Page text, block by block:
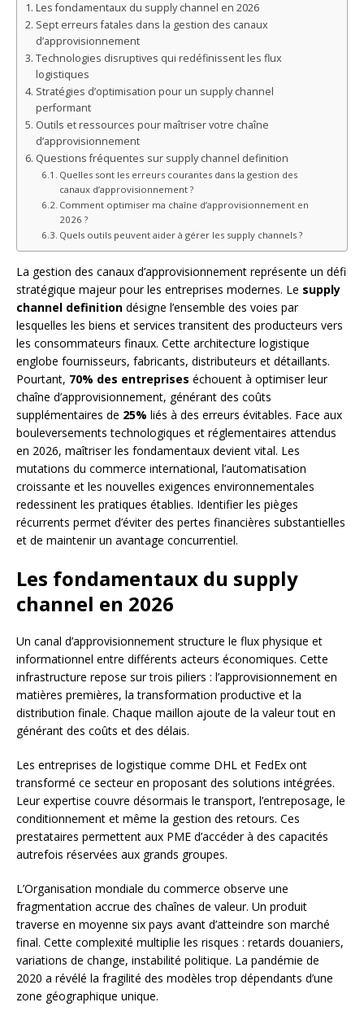
Les fondamentaux du supply channel en 2026
Sept erreurs fatales dans la gestion des canaux
d’approvisionnement
Technologies disruptives qui redéfinissent les flux
logistiques
Stratégies d’optimisation pour un supply channel
performant
Outils et ressources pour maîtriser votre chaîne
d’approvisionnement
Questions fréquentes sur supply channel definition
Quelles sont les erreurs courantes dans la gestion des
canaux d’approvisionnement ?
Comment optimiser ma chaîne d’approvisionnement en
2026 ?
Quels outils peuvent aider à gérer les supply channels ?
La gestion des canaux d’approvisionnement représente un défi
stratégique majeur pour les entreprises modernes. Le supply
channel definition désigne l’ensemble des voies par
lesquelles les biens et services transitent des producteurs vers
les consommateurs finaux. Cette architecture logistique
englobe fournisseurs, fabricants, distributeurs et détaillants.
Pourtant, 70% des entreprises échouent à optimiser leur
chaîne d’approvisionnement, générant des coûts
supplémentaires de 25% liés à des erreurs évitables. Face aux
bouleversements technologiques et réglementaires attendus
en 2026, maîtriser les fondamentaux devient vital. Les
mutations du commerce international, l’automatisation
croissante et les nouvelles exigences environnementales
redessinent les pratiques établies. Identifier les pièges
récurrents permet d’éviter des pertes financières substantielles
et de maintenir un avantage concurrentiel.
Les fondamentaux du supply
channel en 2026
Un canal d’approvisionnement structure le flux physique et
informationnel entre différents acteurs économiques. Cette
infrastructure repose sur trois piliers : l’approvisionnement en
matières premières, la transformation productive et la
distribution finale. Chaque maillon ajoute de la valeur tout en
générant des coûts et des délais.
Les entreprises de logistique comme DHL et FedEx ont
transformé ce secteur en proposant des solutions intégrées.
Leur expertise couvre désormais le transport, l’entreposage, le
conditionnement et même la gestion des retours. Ces
prestataires permettent aux PME d’accéder à des capacités
autrefois réservées aux grands groupes.
L’Organisation mondiale du commerce observe une
fragmentation accrue des chaînes de valeur. Un produit
traverse en moyenne six pays avant d’atteindre son marché
final. Cette complexité multiplie les risques : retards douaniers,
variations de change, instabilité politique. La pandémie de
2020 a révélé la fragilité des modèles trop dépendants d’une
zone géographique unique.